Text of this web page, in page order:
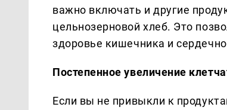
важно включать и другие
цельнозерновой хлеб. Это
здоровье кишечника и
Постепенное увеличение
Если вы не привыкли к